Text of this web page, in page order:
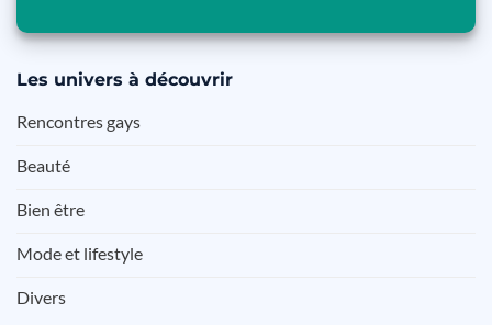
Les univers à découvrir
Rencontres gays
Beauté
Bien être
Mode et lifestyle
Divers